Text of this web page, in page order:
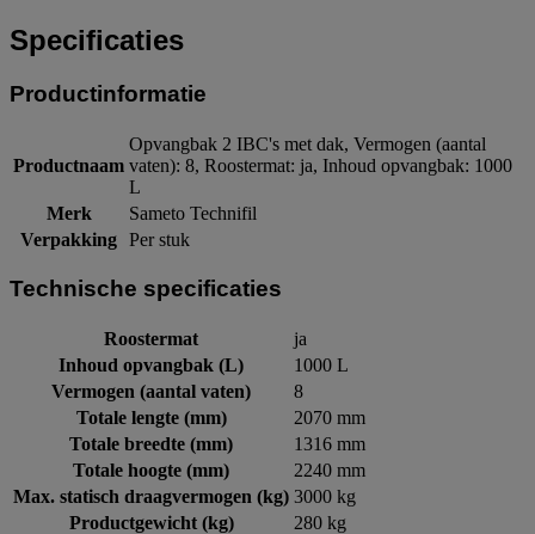
Specificaties
Productinformatie
Productnaam
Opvangbak 2 IBC's met dak, Vermogen (aantal
vaten): 8, Roostermat: ja, Inhoud opvangbak: 1000
L
Merk
Sameto Technifil
Verpakking Per stuk
Technische specificaties
Roostermat
ja
Inhoud opvangbak (L)
1000 L
Vermogen (aantal vaten)
8
Totale lengte (mm)
2070 mm
Totale breedte (mm)
1316 mm
Totale hoogte (mm)
2240 mm
Max. statisch draagvermogen (kg) 3000 kg
Productgewicht (kg)
280 kg